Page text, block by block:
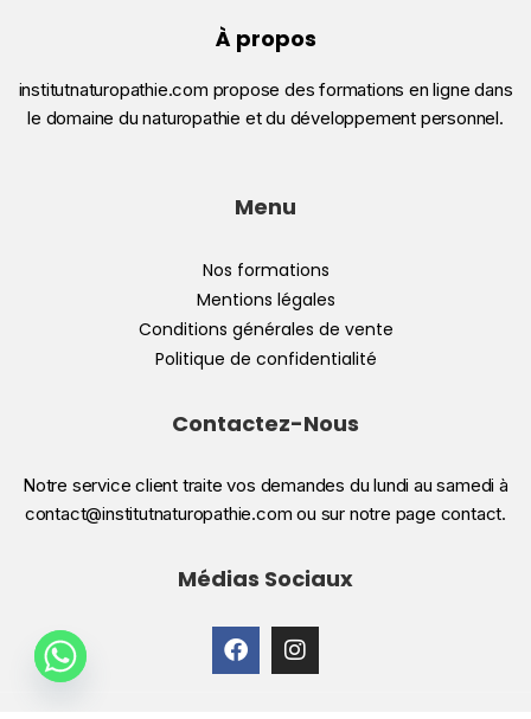
À propos
institutnaturopathie.com propose des formations en ligne dans
le domaine du naturopathie et du développement personnel.
Menu
Nos formations
Mentions légales
Conditions générales de vente
Politique de confidentialité
Contactez-Nous
Notre service client traite vos demandes du lundi au samedi à
contact@institutnaturopathie.com ou sur notre page contact.
Médias Sociaux